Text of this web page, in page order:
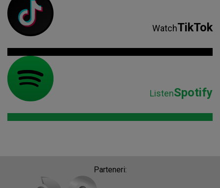
WatchTikTok
ListenSpotify
Parteneri: